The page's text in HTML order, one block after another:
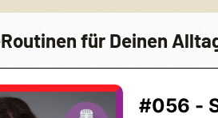
für Deinen